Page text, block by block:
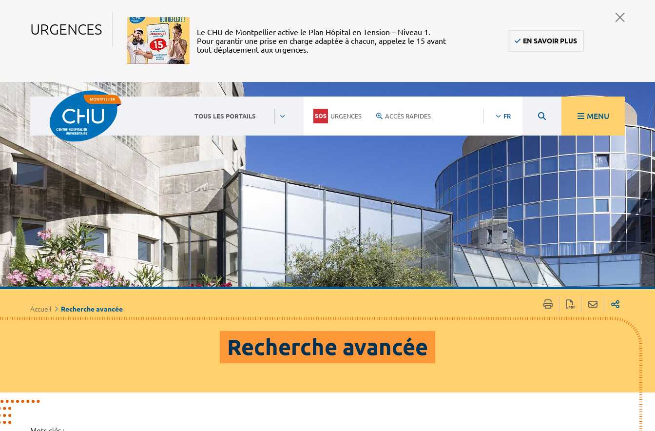
URGENCES
Le CHU de Montpellier active le Plan Hôpital en Tension – Niveau 1.
Pour garantir une prise en charge adaptée à chacun, appelez le 15 avant
tout déplacement aux urgences.
EN SAVOIR PLUS
TOUS LES PORTAILS URGENCES ACCÈS RAPIDES FR MENU
Accueil Recherche avancée
Recherche avancée